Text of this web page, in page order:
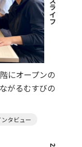
にオープンの
がるむすびの
ンタビュー